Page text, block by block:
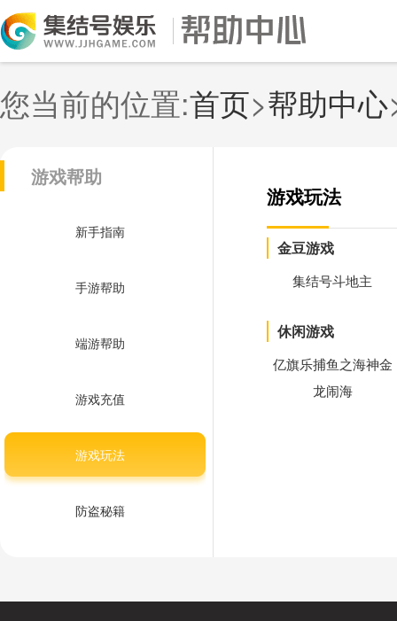
您当前的位置:首页>帮助中心
游戏帮助
新手指南
手游帮助
端游帮助
游戏充值
游戏玩法
防盗秘籍
游戏玩法
金豆游戏
集结号斗地主
休闲游戏
亿旗乐捕鱼之海神金
龙闹海